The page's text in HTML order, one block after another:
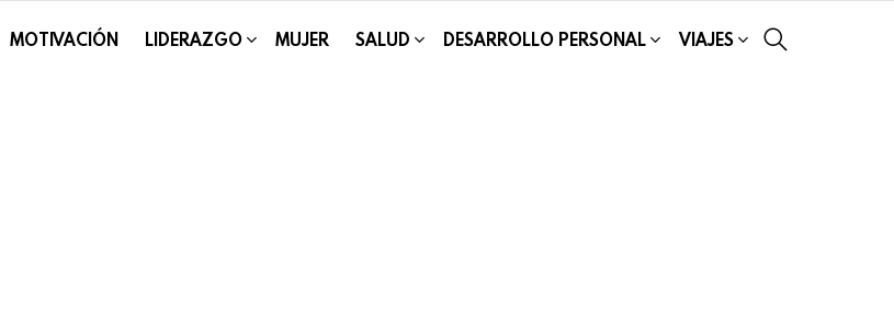
MOTIVACIÓN LIDERAZGO MUJER SALUD DESARROLLO PERSONAL VIAJES